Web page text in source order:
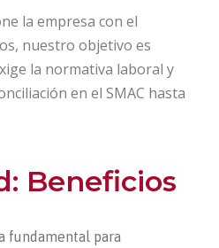
la empresa con el
nuestro objetivo es
la normativa laboral y
en el SMAC hasta
Beneficios
fundamental para